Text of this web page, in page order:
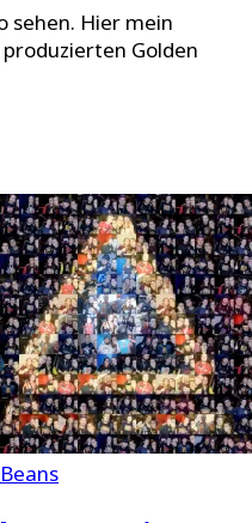
sehen. Hier mein
Golden